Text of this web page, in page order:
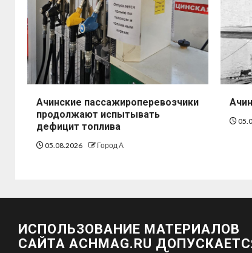
Ачинские пассажироперевозчики
продолжают испытывать
дефицит топлива
05.08.2026 Город А
ИСПОЛЬЗОВАНИЕ МАТЕРИАЛОВ
САЙТА ACHMAG.RU